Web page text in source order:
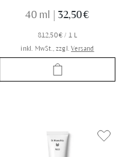
40 ml 32,50 €
812,50 € / 1 L
inkl. MwSt., zzgl.Versand